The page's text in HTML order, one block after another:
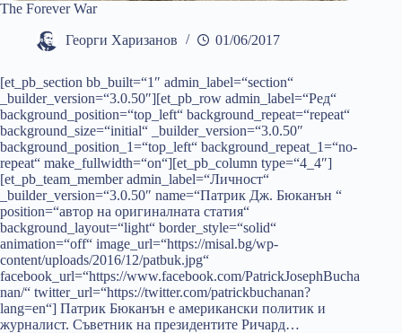
The Forever War
Георги Харизанов 01/06/2017
[et_pb_section bb_built=“1″ admin_label=“section“
_builder_version=“3.0.50″][et_pb_row admin_label=“Ред“
background_position=“top_left“ background_repeat=“repeat“
background_size=“initial“ _builder_version=“3.0.50″
background_position_1=“top_left“ background_repeat_1=“no-
repeat“ make_fullwidth=“on“][et_pb_column type=“4_4″]
[et_pb_team_member admin_label=“Личност“
_builder_version=“3.0.50″ name=“Патрик Дж. Бюканън “
position=“автор на оригиналната статия“
background_layout=“light“ border_style=“solid“
animation=“off“ image_url=“https://misal.bg/wp-
content/uploads/2016/12/patbuk.jpg“
facebook_url=“https://www.facebook.com/PatrickJosephBucha
nan/“ twitter_url=“https://twitter.com/patrickbuchanan?
lang=en“] Патрик Бюканън е американски политик и
журналист. Съветник на президентите Ричард…